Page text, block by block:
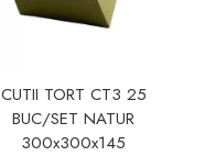
CUTII TORT CT3 25
BUC/SET NATUR
300x300x145